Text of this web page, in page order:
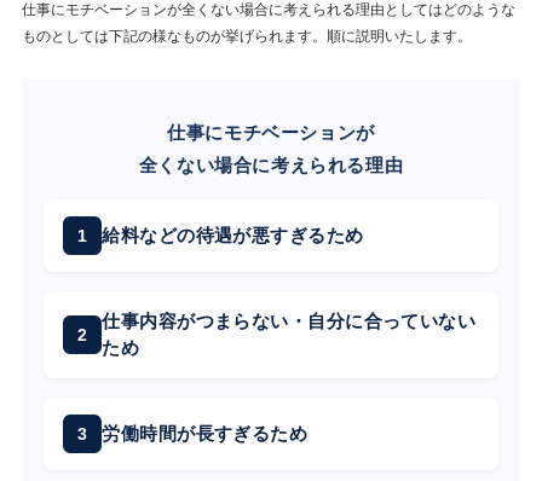
仕事にモチベーションが全くない場合に考えられる理由としてはどのような
ものとしては下記の様なものが挙げられます。順に説明いたします。
仕事にモチベーションが
全くない場合に考えられる理由
給料などの待遇が悪すぎるため
仕事内容がつまらない・自分に合っていない
ため
労働時間が長すぎるため